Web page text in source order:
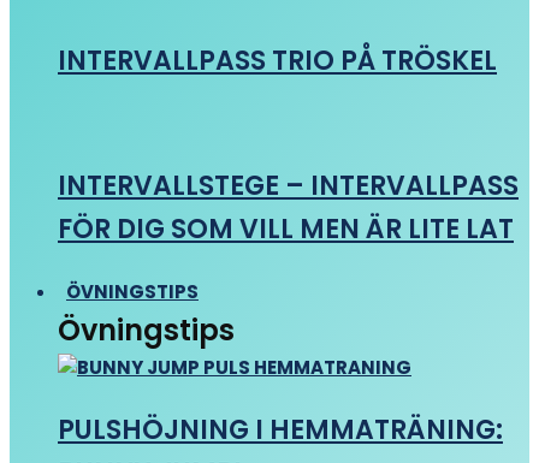
INTERVALLPASS TRIO PÅ TRÖSKEL
INTERVALLSTEGE – INTERVALLPASS
FÖR DIG SOM VILL MEN ÄR LITE LAT
ÖVNINGSTIPS
Övningstips
PULSHÖJNING I HEMMATRÄNING: